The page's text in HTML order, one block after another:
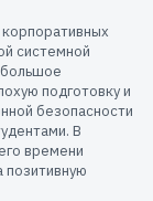
системной
подготовку и
безопасности
В
времени
позитивную